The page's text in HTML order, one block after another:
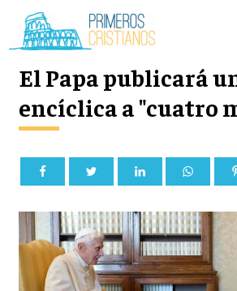
El Papa publicará
encíclica a "cuatro